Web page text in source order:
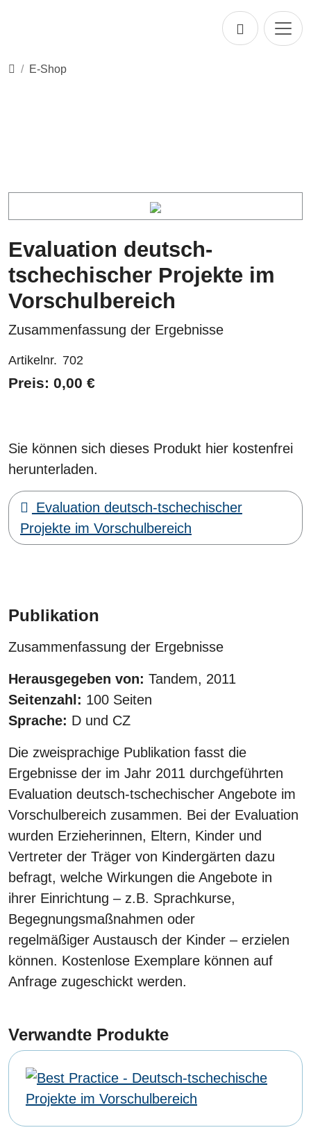
Startseite
E-Shop
Evaluation deutsch-
tschechischer Projekte im
Vorschulbereich
Zusammenfassung der Ergebnisse
Artikelnr. 702
Preis: 0,00 €
Sie können sich dieses Produkt hier kostenfrei
herunterladen.
Evaluation deutsch-tschechischer
Projekte im Vorschulbereich
Publikation
Zusammenfassung der Ergebnisse
Herausgegeben von: Tandem, 2011
Seitenzahl: 100 Seiten
Sprache: D und CZ
Die zweisprachige Publikation fasst die
Ergebnisse der im Jahr 2011 durchgeführten
Evaluation deutsch-tschechischer Angebote im
Vorschulbereich zusammen. Bei der Evaluation
wurden Erzieherinnen, Eltern, Kinder und
Vertreter der Träger von Kindergärten dazu
befragt, welche Wirkungen die Angebote in
ihrer Einrichtung – z.B. Sprachkurse,
Begegnungsmaßnahmen oder
regelmäßiger Austausch der Kinder – erzielen
können. Kostenlose Exemplare können auf
Anfrage zugeschickt werden.
Verwandte Produkte